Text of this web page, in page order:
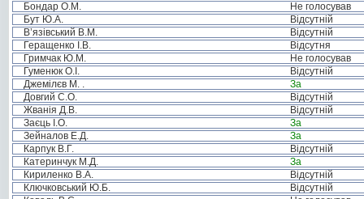
Бондар О.М.
Не голосував
Бут Ю.А.
Відсутній
В’язівський В.М.
Відсутній
Геращенко І.В.
Відсутня
Гримчак Ю.М.
Не голосував
Гуменюк О.І.
Відсутній
Джемілєв М. .
За
Довгий С.О.
Відсутній
Жванія Д.В.
Відсутній
Заєць І.О.
За
Зейналов Е.Д.
За
Карпук В.Г.
Відсутній
Катеринчук М.Д.
За
Кириленко В.А.
Відсутній
Ключковський Ю.Б.
Відсутній